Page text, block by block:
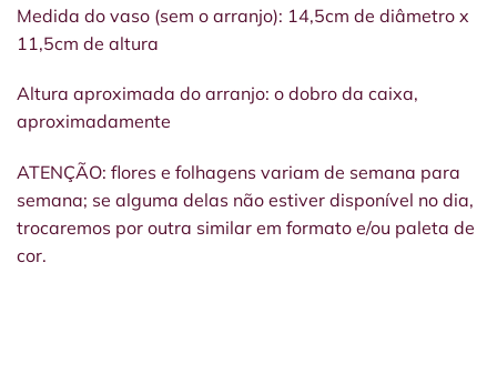
Medida do vaso (sem o arranjo): 14,5cm de diâmetro x
11,5cm de altura
Altura aproximada do arranjo: o dobro da caixa,
aproximadamente
ATENÇÃO: flores e folhagens variam de semana para
semana; se alguma delas não estiver disponível no dia,
trocaremos por outra similar em formato e/ou paleta de
cor.